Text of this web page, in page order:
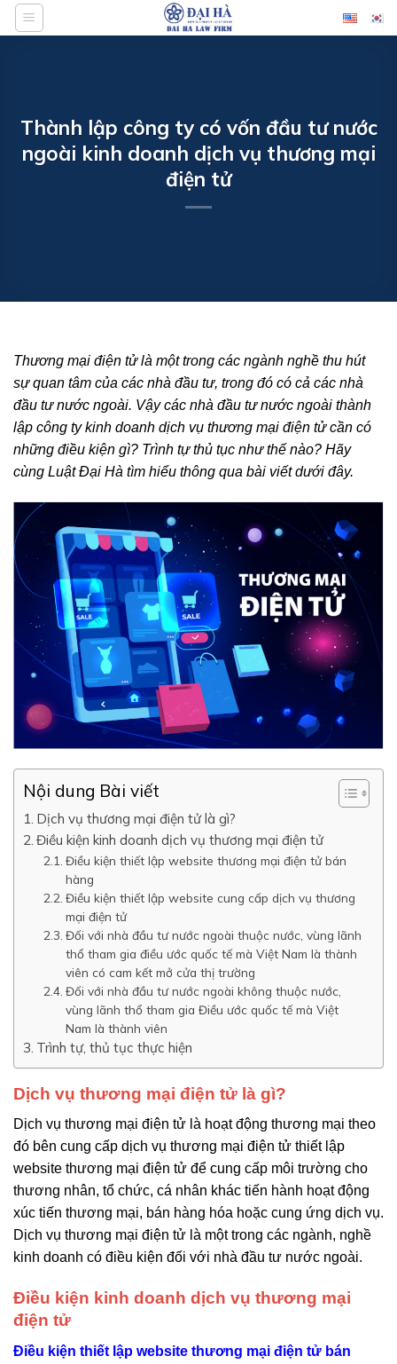
Bỏ
qua
Thành lập công ty có vốn đầu tư nước
ngoài kinh doanh dịch vụ thương mại
điện tử
Thương mại điện tử là một trong các ngành nghề thu hút
sự quan tâm của các nhà đầu tư, trong đó có cả các nhà
đầu tư nước ngoài. Vậy các nhà đầu tư nước ngoài thành
lập công ty kinh doanh dịch vụ thương mại điện tử cần có
những điều kiện gì? Trình tự thủ tục như thế nào? Hãy
cùng Luật Đại Hà tìm hiểu thông qua bài viết dưới đây.
Nội dung Bài viết
Dịch vụ thương mại điện tử là gì?
Điều kiện kinh doanh dịch vụ thương mại điện tử
Điều kiện thiết lập website thương mại điện tử bán
hàng
Điều kiện thiết lập website cung cấp dịch vụ thương
mại điện tử
Đối với nhà đầu tư nước ngoài thuộc nước, vùng lãnh
thổ tham gia điều ước quốc tế mà Việt Nam là thành
viên có cam kết mở cửa thị trường
Đối với nhà đầu tư nước ngoài không thuộc nước,
vùng lãnh thổ tham gia Điều ước quốc tế mà Việt
Nam là thành viên
Trình tự, thủ tục thực hiện
Dịch vụ thương mại điện tử là gì?
Dịch vụ thương mại điện tử là hoạt động thương mại theo
đó bên cung cấp dịch vụ thương mại điện tử thiết lập
website thương mại điện tử để cung cấp môi trường cho
thương nhân, tổ chức, cá nhân khác tiến hành hoạt động
xúc tiến thương mại, bán hàng hóa hoặc cung ứng dịch vụ.
Dịch vụ thương mại điện tử là một trong các ngành, nghề
kinh doanh có điều kiện đối với nhà đầu tư nước ngoài.
Điều kiện kinh doanh dịch vụ thương mại
điện tử
Điều kiện thiết lập website thương mại điện tử bán